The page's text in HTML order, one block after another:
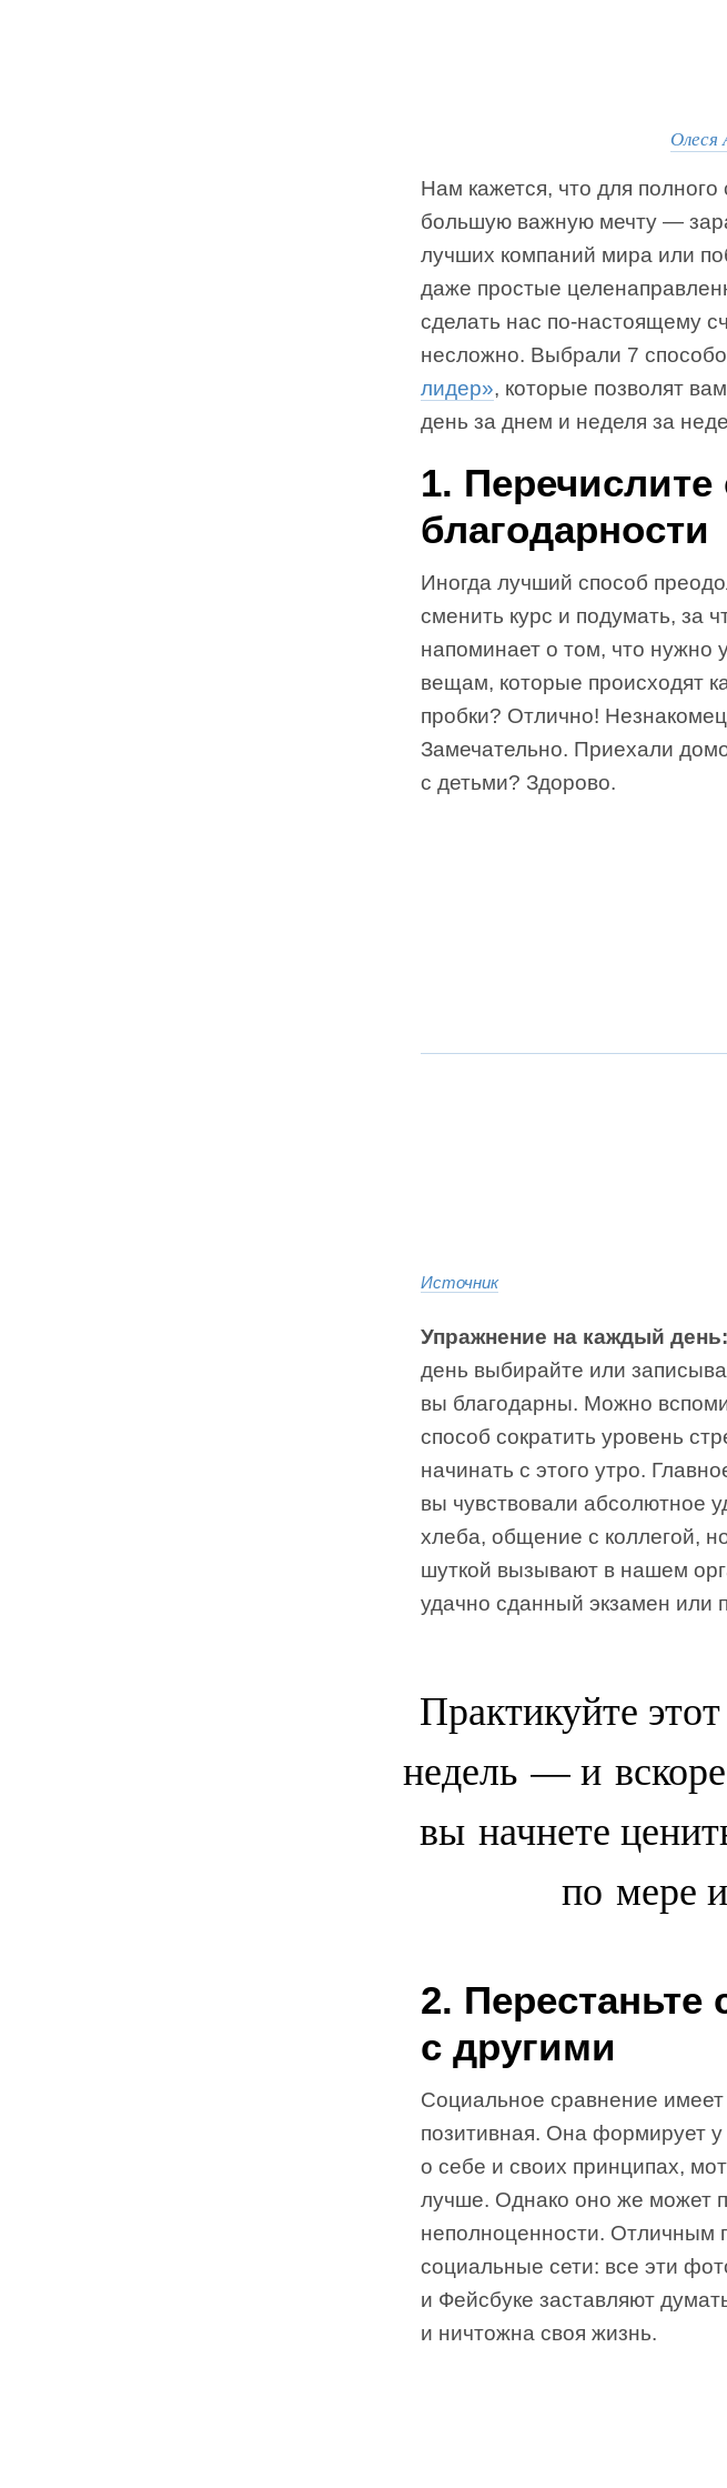
Олеся
Нам кажется, что для
большую важную мечту —
лучших компаний мира или
даже простые
сделать нас по-настоящему
несложно. Выбрали 7
лидер», которые позволят
день за днем и неделя за
1. Перечислите
благодарности
Иногда лучший способ
сменить курс и подумать, за
напоминает о том, что нужно
вещам, которые происходят
пробки? Отлично!
Замечательно. Приехали
с детьми? Здорово.
Источник
Упражнение на каждый
день выбирайте или
вы благодарны. Можно
способ сократить уровень
начинать с этого утро.
вы чувствовали абсолютное
хлеба, общение с коллегой,
шуткой вызывают в нашем
удачно сданный экзамен или
Практикуйте
недель — и
вы начнете
по мере
2. Перестаньте
с другими
Социальное сравнение
позитивная. Она формирует
о себе и своих принципах,
лучше. Однако оно же может
неполноценности. Отличным
социальные сети: все эти
и Фейсбуке заставляют
и ничтожна своя жизнь.